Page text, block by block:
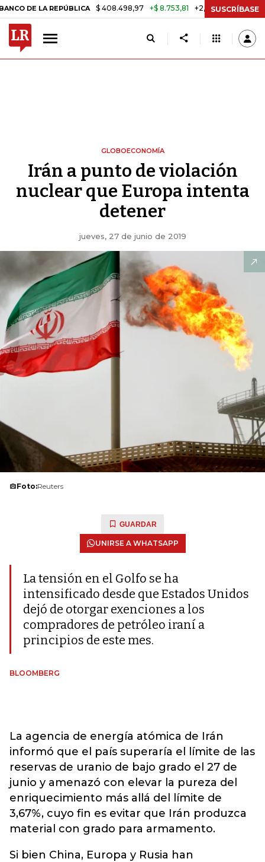
REPÚBLICA $ 408.498,97 +$ 8.753,81 +2,19% TASA DE USURA
SUSCRÍBASE
GLOBOECONOMÍA
Irán a punto de violación
nuclear que Europa intenta
detener
jueves, 27 de junio de 2019
Foto:Reuters
GUARDAR
UNIRSE A WHATSAPP
La tensión en el Golfo se ha
intensificado desde que Estados Unidos
dejó de otorgar exenciones a los
compradores de petróleo iraní a
principios de este mes.
BLOOMBERG
La agencia de energía atómica de Irán
informó que el país superaría el límite de las
reservas de uranio de bajo grado el 27 de
junio y amenazó con elevar la pureza del
enriquecimiento más allá del límite de
3,67%, cuyo fin es evitar que Irán produzca
material con grado para armamento.
Si bien China, Europa y Rusia han